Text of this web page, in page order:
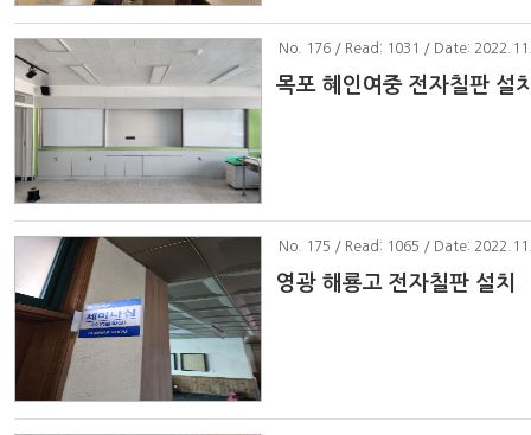
No . 176 / Read: 1031 / Date:
목포 혜인여중 전자칠판 설
No . 175 / Read: 1065 / Date:
영광 해룡고 전자칠판 설치